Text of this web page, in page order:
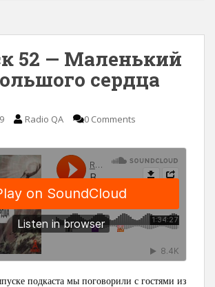
52 — Маленький
сердца
Radio QA 0 Comments
подкаста мы поговорили с гостями из